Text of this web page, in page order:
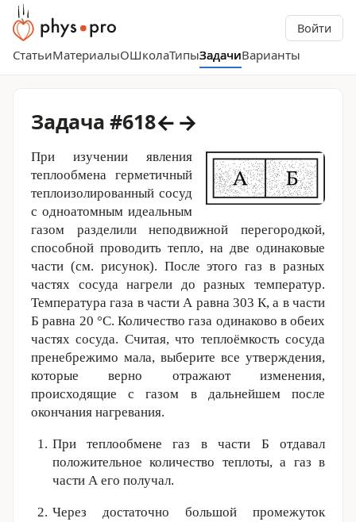
Войти
СтатьиМатериалыОШколаТипыЗадачиВарианты
Задача #618←→
При изучении явления
теплообмена герметичный
теплоизолированный сосуд
с одноатомным идеальным
газом разделили неподвижной перегородкой,
способной проводить тепло, на две одинаковые
части (см. рисунок). После этого газ в разных
частях сосуда нагрели до разных температур.
Температура газа в части А равна 303 К, а в части
Б равна 20 °С. Количество газа одинаково в обеих
частях сосуда. Считая, что теплоёмкость сосуда
пренебрежимо мала, выберите все утверждения,
которые верно отражают изменения,
происходящие с газом в дальнейшем после
окончания нагревания.
При теплообмене газ в части Б отдавал
положительное количество теплоты, а газ в
части А его получал.
Через достаточно большой промежуток